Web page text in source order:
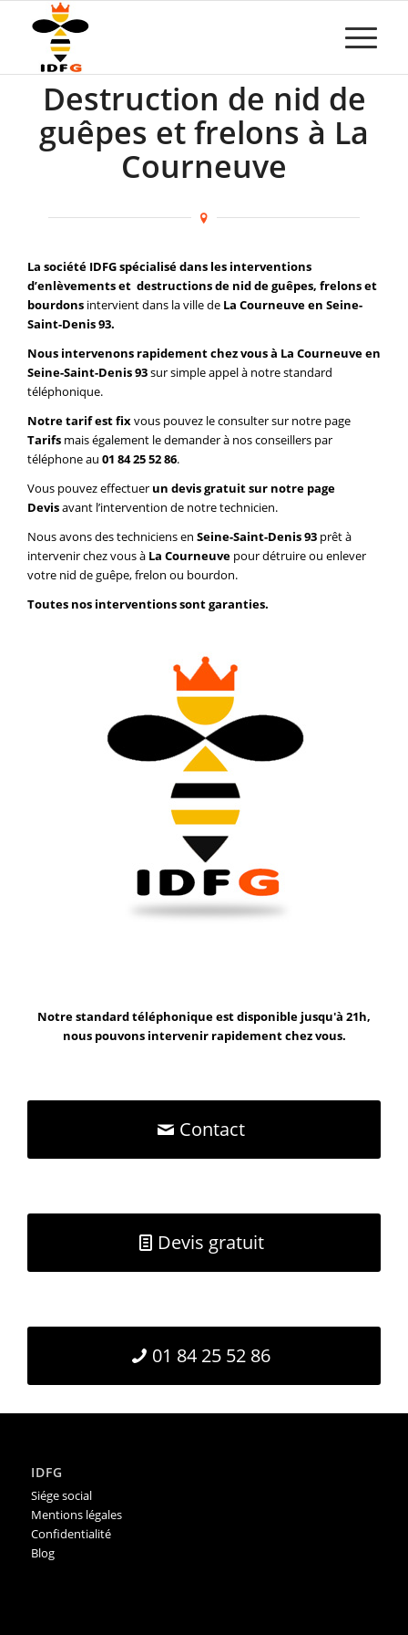
Destruction de nid de
guêpes et frelons à La
Courneuve
La société IDFG spécialisé dans les interventions
d’enlèvements et destructions de nid de guêpes, frelons et
bourdons intervient dans la ville de La Courneuve en Seine-
Saint-Denis 93.
Nous intervenons rapidement chez vous à La Courneuve en
Seine-Saint-Denis 93sur simple appel à notre standard
téléphonique.
Notre tarif est fixvous pouvez le consulter sur notre page
Tarifs mais également le demander à nos conseillers par
téléphone au 01 84 25 52 86.
Vous pouvez effectuer un devis gratuit sur notre page
Devisavant l’intervention de notre technicien.
Nous avons des techniciens en Seine-Saint-Denis 93 prêt à
intervenir chez vous à La Courneuve pour détruire ou enlever
votre nid de guêpe, frelon ou bourdon.
Toutes nos interventions sont garanties.
Notre standard téléphonique est disponible jusqu'à 21h,
nous pouvons intervenir rapidement chez vous.
Contact
Devis gratuit
01 84 25 52 86
IDFG
Siége social
Mentions légales
Confidentialité
Blog